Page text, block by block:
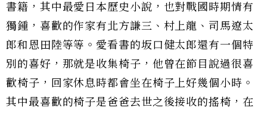
書籍，其中最愛日本歷史小說，也對戰國時期情有
獨鍾，喜歡的作家有北方謙三、村上龍、司馬遼太
郎和恩田陸等等。愛看書的坂口健太郎還有一個特
別的喜好，那就是收集椅子，他曾在節目說過很喜
歡椅子，回家休息時都會坐在椅子上好幾個小時。
其中最喜歡的椅子是爸爸去世之後接收的搖椅，在